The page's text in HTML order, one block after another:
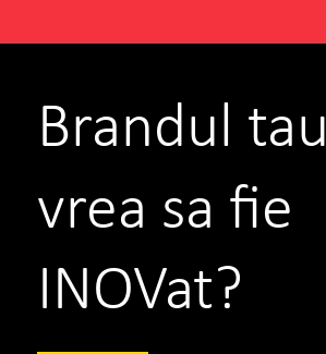
Brandul tau
vrea sa fie
INOVat?